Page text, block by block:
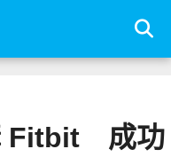
Fitbit 成功